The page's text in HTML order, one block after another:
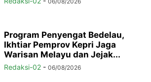
Program Penyengat Bedelau,
Ikhtiar Pemprov Kepri Jaga
Warisan Melayu dan Jejak...
Redaksi-02 - 06/08/2026